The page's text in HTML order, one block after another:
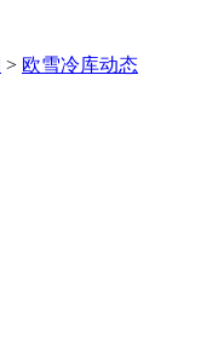
> 欧雪冷库动态